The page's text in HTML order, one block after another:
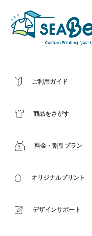
ご利用ガイド
商品をさがす
料金・割引プラン
オリジナルプリント
デザインサポート